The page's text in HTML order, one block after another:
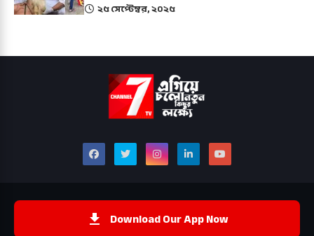
২৫ সেপ্টেম্বর, ২০২৫
Download Our App Now